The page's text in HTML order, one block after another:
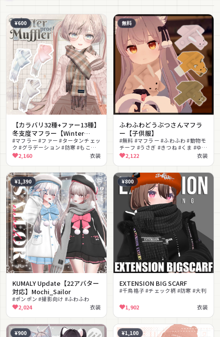
¥600
【カラバリ32種+ファー13種】
冬支度マフラー【Winter
proof Muffler】
#マフラー #ファー #タータンチェッ
ク #グラデーション #防寒 #もこも
こ #ガーリー #ナチュラル #シェイ
プキー #色変更可能
2,160 衣装
無料
ふわふわどうぶつさんマフラ
ー【子供服】
#無料 #マフラー #ふわふわ #動物モ
チーフ #うさぎ #きつね #くま #ゆる
かわ #子供服 #PhysBone対応
2,122 衣装
¥1,390
KUMALY Update【22アバター
対応】Mochi_Sailor
#ポンポン #撮影向け #ふわふわ
2,024 衣装
¥800
EXTENSION BIG SCARF
#千鳥格子 #チェック柄 #防寒 #大判
1,902 衣装
¥900 ¥1,100